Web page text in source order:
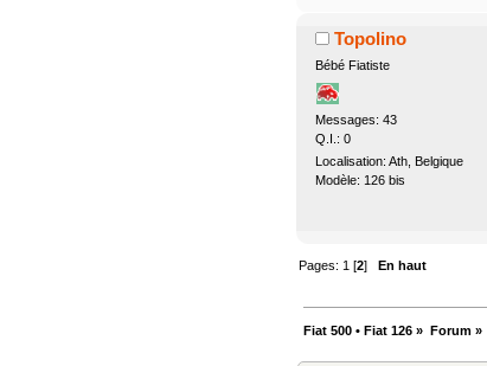
Topolino
Bébé Fiatiste
Messages: 43
Q.I.: 0
Localisation: Ath, Belgique
Modèle: 126 bis
Pages: 1 [2]En haut
Fiat 500 • Fiat 126 » Forum»